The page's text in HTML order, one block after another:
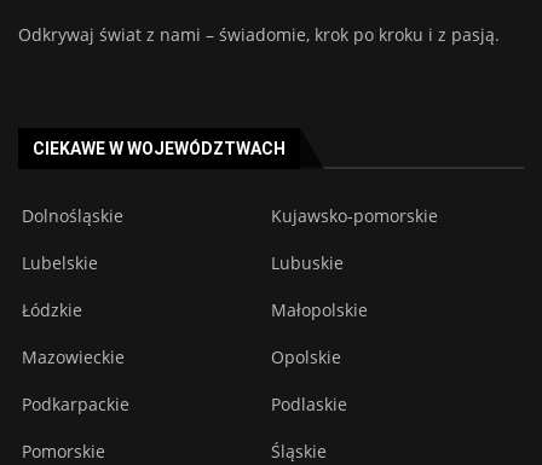
Odkrywaj świat z nami – świadomie, krok po kroku i z pasją.
CIEKAWE W WOJEWÓDZTWACH
Dolnośląskie Kujawsko-pomorskie
Lubelskie Lubuskie
Łódzkie Małopolskie
Mazowieckie Opolskie
Podkarpackie Podlaskie
Pomorskie Śląskie